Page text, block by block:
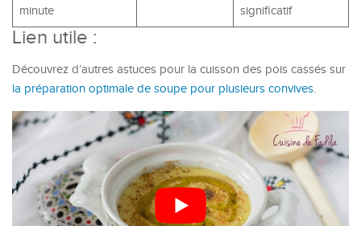
minute
significatif
Lien utile :
Découvrez d’autres astuces pour la cuisson des pois cassés sur
la préparation optimale de soupe pour plusieurs convives.